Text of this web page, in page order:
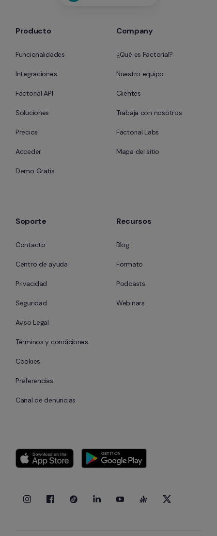
Producto
Funcionalidades
Integraciones
Factorial API
Soluciones
Precios
Acceder
Demo Gratis
Company
¿Qué es Factorial?
Nuestro equipo
Clientes
Trabaja con nosotros
Factorial Labs
Mapa del sitio
Soporte
Contacto
Centro de ayuda
Privacidad
Seguridad
Aviso Legal
Términos y condiciones
Cookies
Preferencias
Canal de denuncias
Recursos
Blog
Formato
Podcasts
Webinars